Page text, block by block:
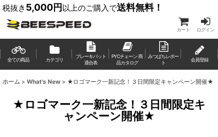
税抜き 5,000円以上のご購入で送料無料！
カート ログイン
全ての商品 カテゴリ
ブレーキパット
適合表
PYCチェーン 商
品カタログ
みつばちレポー
ト
会員登録
ホーム > What's New > ★ロゴマーク一新記念！３日間限定キャンペーン開催★
★ロゴマーク一新記念！３日間限定キ
ャンペーン開催★